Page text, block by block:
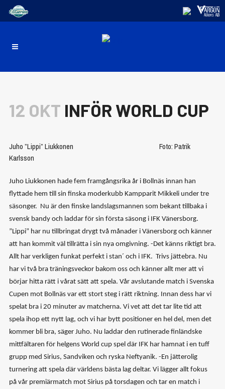
12 OKT INFÖR WORLD CUP
Juho ”Lippi” Liukkonen Foto: Patrik
Karlsson
Juho Liukkonen hade fem framgångsrika år i Bollnäs innan han
flyttade hem till sin finska moderkubb Kampparit Mikkeli under tre
säsonger. Nu är den finske landslagsmannen som bekant tillbaka i
svensk bandy och laddar för sin första säsong i IFK Vänersborg.
”Lippi” har nu tillbringat drygt två månader i Vänersborg och känner
att han kommit väl tillrätta i sin nya omgivning. -Det känns riktigt bra.
Allt har verkligen funkat perfekt i stan´ och i IFK. Trivs jättebra. Nu
har vi två bra träningsveckor bakom oss och känner allt mer att vi
börjar hitta rätt i vårat sätt att spela. Vår avslutande match i Svenska
Cupen mot Bollnäs var ett stort steg i rätt riktning. Innan dess har vi
spelat bra i 20 minuter av matcherna. Vi vet att det tar lite tid att
spela ihop ett nytt lag, och vi har bytt positioner en hel del, men det
kommer bli bra, säger Juho. Nu laddar den rutinerade finländske
mittfältaren för helgens World cup spel där IFK har hamnat i en tuff
grupp med Sirius, Sandviken och ryska Neftyanik. -En jätterolig
turnering att spela där världens bästa lag deltar. Vi lägger allt fokus
på vår premiärmatch mot Sirius på torsdagen och tar en match i